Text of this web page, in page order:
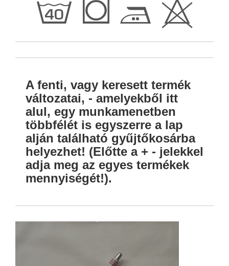
h Q E H
A fenti, vagy keresett termék
változatai, - amelyekből itt
alul, egy munkamenetben
többfélét is egyszerre a lap
alján található gyűjtőkosárba
helyezhet! (Előtte a + - jelekkel
adja meg az egyes termékek
mennyiségét!).